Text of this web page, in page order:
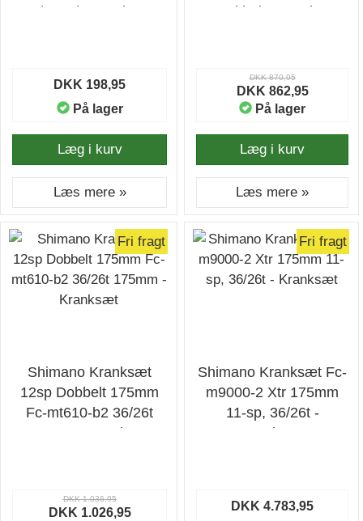
W/cg, 6/ - Kranksæt
DKK 198,95
På lager
Læg i kurv
Læs mere »
Krankbok - Kranksæt
DKK 870,95
DKK 862,95
På lager
Læg i kurv
Læs mere »
Fri fragt
Shimano Kranksæt
12sp Dobbelt 175mm
Fc-mt610-b2 36/26t
175mm - Kranksæt
DKK 1.036,95
DKK 1.026,95
Fri fragt
Shimano Kranksæt Fc-
m9000-2 Xtr 175mm
11-sp, 36/26t -
Kranksæt
DKK 4.783,95